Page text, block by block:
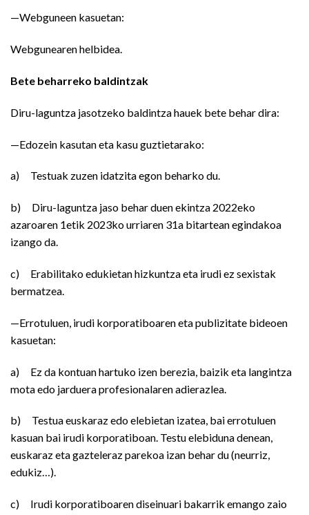
—Webguneen kasuetan:
Webgunearen helbidea.
Bete beharreko baldintzak
Diru-laguntza jasotzeko baldintza hauek bete behar dira:
—Edozein kasutan eta kasu guztietarako:
a) Testuak zuzen idatzita egon beharko du.
b) Diru-laguntza jaso behar duen ekintza 2022eko
azaroaren 1etik 2023ko urriaren 31a bitartean egindakoa
izango da.
c) Erabilitako edukietan hizkuntza eta irudi ez sexistak
bermatzea.
—Errotuluen, irudi korporatiboaren eta publizitate bideoen
kasuetan:
a) Ez da kontuan hartuko izen berezia, baizik eta langintza
mota edo jarduera profesionalaren adierazlea.
b) Testua euskaraz edo elebietan izatea, bai errotuluen
kasuan bai irudi korporatiboan. Testu elebiduna denean,
euskaraz eta gazteleraz parekoa izan behar du (neurriz,
edukiz…).
c) Irudi korporatiboaren diseinuari bakarrik emango zaio